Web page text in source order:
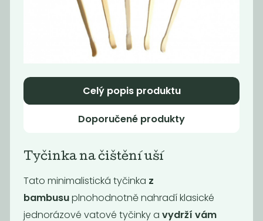
Deodorant bez
sody lavandin
229
Momentálně
nedostupné
Vratná záloha
30
Celý popis produktu
Doporučené produkty
Tyčinka na čištění uší
Tato minimalistická tyčinka z
bambusuplnohodnotně nahradí klasické
jednorázové vatové tyčinky a vydrží vám